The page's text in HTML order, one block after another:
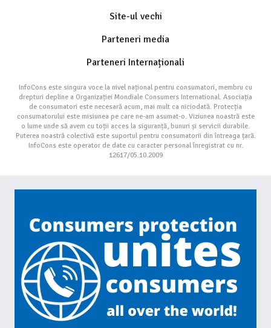
Site-ul vechi
Parteneri media
Parteneri Internaționali
InfoCons este singura voce la nivel național pentru consumatori, membru cu
drepturi depline a Organizației Mondiale Consumers International. Asociația
de consumatori este necesară acum, mai mult ca niciodată. Protecția
consumatorului este misiunea pe care ne-am asumat-o. Viziunea noastră este
o lume unde să avem cu toții acces la siguranță, bunuri și servicii durabile.
Puterea noastră colectivă este suportul pentru consumatorii din întreaga țară.
InfoCons este operator de date cu caracter personal înregistrat cu nr.
12617/05.10.2009